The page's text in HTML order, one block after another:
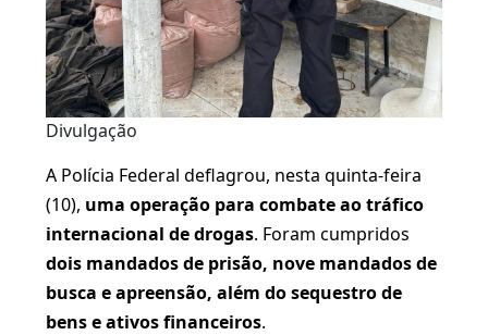
Divulgação
A Polícia Federal deflagrou, nesta quinta-feira
(10), uma operação para combate ao tráfico
internacional de drogas. Foram cumpridos
dois mandados de prisão, nove mandados de
busca e apreensão, além do sequestro de
bens e ativos financeiros.